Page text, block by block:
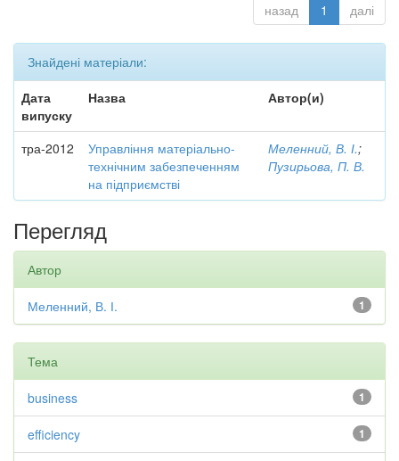
назад 1 далі
Знайдені матеріали:
Дата
випуску
Назва Автор(и)
тра-2012
Управління матеріально-
технічним забезпеченням
на підприємстві
Меленний, В. І.;
Пузирьова, П. В.
Перегляд
Автор
1
Меленний, В. І.
Тема
1
business
1
efficiency